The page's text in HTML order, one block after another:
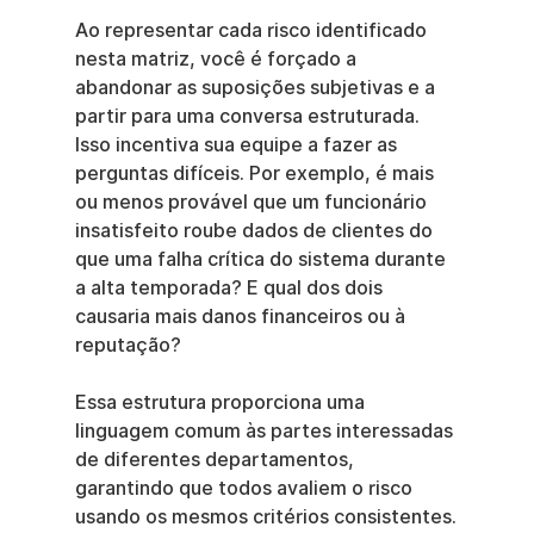
Ao representar cada risco identificado
nesta matriz, você é forçado a
abandonar as suposições subjetivas e a
partir para uma conversa estruturada.
Isso incentiva sua equipe a fazer as
perguntas difíceis. Por exemplo, é mais
ou menos provável que um funcionário
insatisfeito roube dados de clientes do
que uma falha crítica do sistema durante
a alta temporada? E qual dos dois
causaria mais danos financeiros ou à
reputação?
Essa estrutura proporciona uma
linguagem comum às partes interessadas
de diferentes departamentos,
garantindo que todos avaliem o risco
usando os mesmos critérios consistentes.